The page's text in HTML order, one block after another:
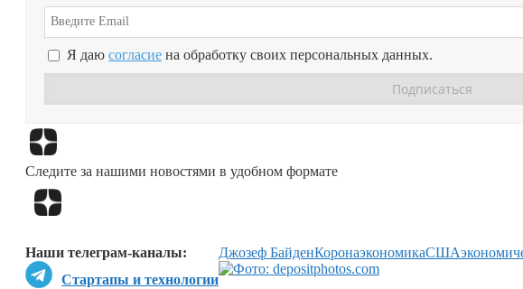
Я даю согласие на обработку своих персональных данных.
Следите за нашими новостями в удобном формате
Наши телеграм-каналы:
Стартапы и технологии
Джозеф БайденКоронаэкономикаСША